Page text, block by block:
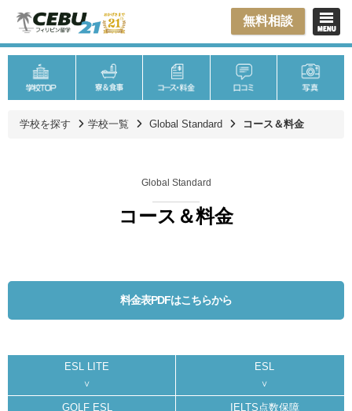
無料相談
学校を探す 学校一覧 Global Standard コース＆料金
Global Standard
コース＆料金
料金表PDFはこちらから
ESL LITE ESL
GOLF ESL IELTS点数保障